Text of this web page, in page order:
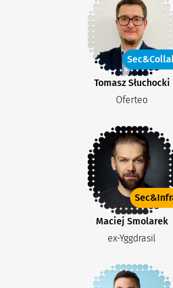
Tomasz Słuchocki
Oferteo
Maciej Smolarek
ex-Yggdrasil